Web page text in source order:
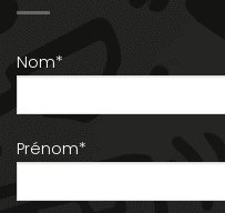
Nom*
Prénom*